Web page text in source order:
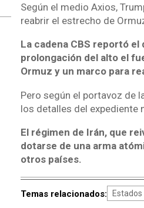
Según el medio Axios,
reabrir el estrecho de
La cadena CBS reportó
prolongación del alto el
Ormuz y un marco para
Pero según el portavoz de
los detalles del expediente
El régimen de Irán, que
dotarse de una arma
otros países.
Temas relacionados: Estados